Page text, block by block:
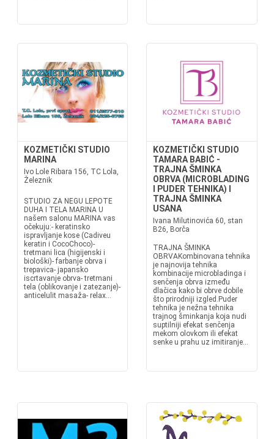
KOZMETIČKI STUDIO
MARINA
Ivo Lole Ribara 156, TC Lola,
Železnik
STUDIO ZA NEGU LEPOTE
DUHA I TELA MARINA U
našem salonu MARINA vas
očekuju:- keratinsko
ispravljanje kose (Cadiveu
keratin i CocoChoco)-
tretmani lica (higijenski i
biološki)- farbanje obrva i
trepavica- japansko
iscrtavanje obrva- tretmani
tela (oblikovanje i zatezanje)-
anticelulit masaža- relax...
KOZMETIČKI STUDIO
TAMARA BABIĆ -
TRAJNA ŠMINKA
OBRVA (MICROBLADING
I PUDER TEHNIKA) I
TRAJNA ŠMINKA
USANA
Ivana Milutinovića 60, stan
B26, Borča
TRAJNA ŠMINKA
OBRVAKombinovana tehnika
je najnovija tehnika
kombinacije microbladinga i
senčenja obrva između
dlačica kako bi obrve dobile
što prirodniji izgled.Puder
tehnika je nežna tehnika
trajnog šminkanja koja nudi
suptilniji efekat senčenja
mekom olovkom ili efekat
senke u prahu uz imitiranje...